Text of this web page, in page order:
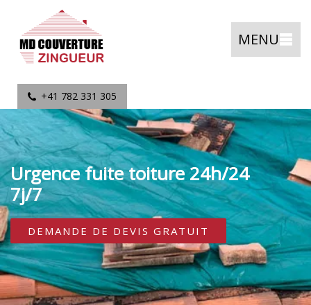
MENU
+41 782 331 305
Urgence fuite toiture 24h/24
7j/7
DEMANDE DE DEVIS GRATUIT